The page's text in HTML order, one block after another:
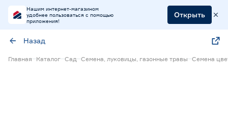
Нашим интернет-магазином
удобнее пользоваться с помощью
приложения!
Открыть
Назад
Главная Каталог Сад Семена, луковицы, газонные травы Семена